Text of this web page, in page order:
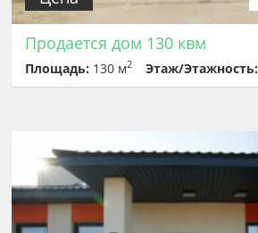
Продается дом 130 квм
Площадь: 130 м2 Этаж/Этажность: